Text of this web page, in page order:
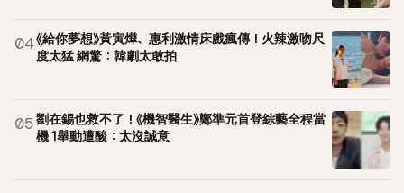
04《給你夢想》黃寅燁、惠利激情床戲瘋傳！火辣激吻尺
度太猛 網驚：韓劇太敢拍
05劉在錫也救不了！《機智醫生》鄭準元首登綜藝全程當
機 1舉動遭酸：太沒誠意